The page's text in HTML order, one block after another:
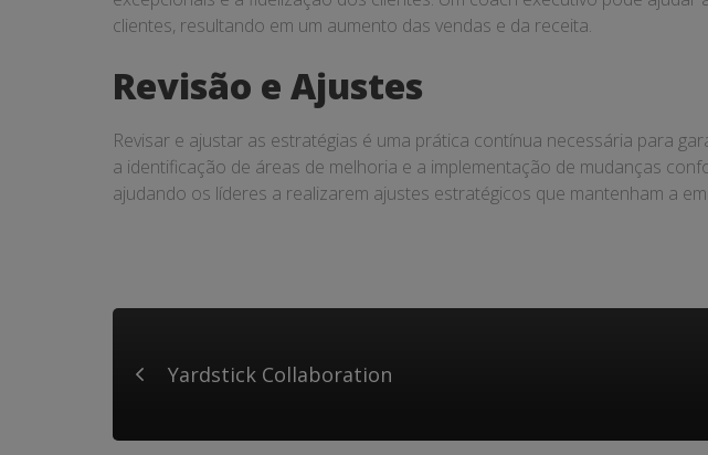
clientes, resultando em um aumento das vendas e da receita.
Revisão e Ajustes
Revisar e ajustar as estratégias é uma prática contínua necessária para
a identificação de áreas de melhoria e a implementação de mudanças
ajudando os líderes a realizarem ajustes estratégicos que mantenham a
Yardstick Collaboration